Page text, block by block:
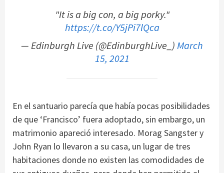
"It is a big con, a big porky."
https://t.co/Y5jPi7lQca
— Edinburgh Live (@EdinburghLive_)March
15, 2021
En el santuario parecía que había pocas posibilidades
de que ‘Francisco’ fuera adoptado, sin embargo, un
matrimonio apareció interesado. Morag Sangster y
John Ryan lo llevaron a su casa, un lugar de tres
habitaciones donde no existen las comodidades de